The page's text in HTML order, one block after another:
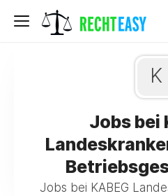
K
Jobs bei
Jobs bei KABEG